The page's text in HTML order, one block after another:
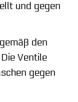
und gegen
den
Ventile
gegen